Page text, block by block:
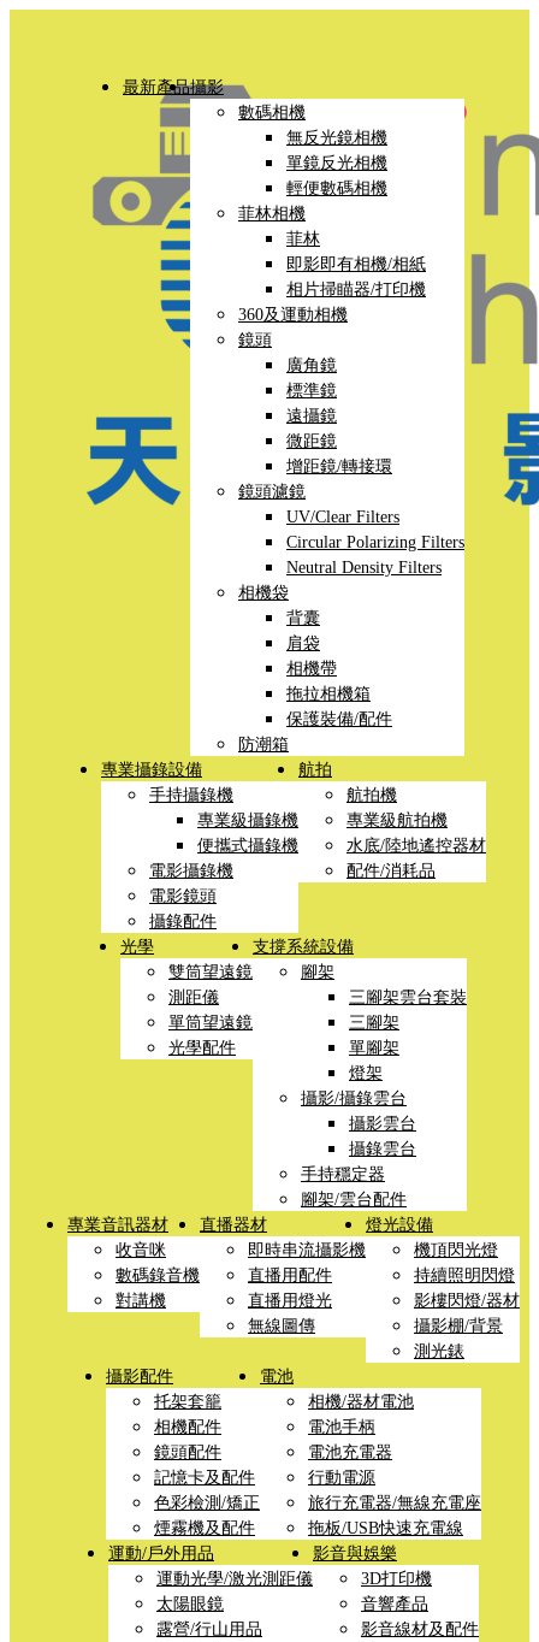
最新產品攝影
數碼相機
無反光鏡相機
單鏡反光相機
輕便數碼相機
菲林相機
菲林
即影即有相機/相紙
相片掃瞄器/打印機
360及運動相機
鏡頭
廣角鏡
標準鏡
遠攝鏡
微距鏡
增距鏡/轉接環
鏡頭濾鏡
UV/Clear Filters
Circular Polarizing Filters
Neutral Density Filters
相機袋
背囊
肩袋
相機帶
拖拉相機箱
保護裝備/配件
防潮箱
專業攝錄設備
手持攝錄機
專業級攝錄機
便攜式攝錄機
電影攝錄機
電影鏡頭
攝錄配件
航拍
航拍機
專業級航拍機
水底/陸地遙控器材
配件/消耗品
光學
雙筒望遠鏡
測距儀
單筒望遠鏡
光學配件
支撐系統設備
腳架
三腳架雲台套裝
三腳架
單腳架
燈架
攝影/攝錄雲台
攝影雲台
攝錄雲台
手持穩定器
腳架/雲台配件
專業音訊器材
收音咪
數碼錄音機
對講機
直播器材
即時串流攝影機
直播用配件
直播用燈光
無線圖傳
燈光設備
機頂閃光燈
持續照明閃燈
影樓閃燈/器材
攝影棚/背景
測光錶
攝影配件
托架套籠
相機配件
鏡頭配件
記憶卡及配件
色彩檢測/矯正
煙霧機及配件
電池
相機/器材電池
電池手柄
電池充電器
行動電源
旅行充電器/無線充電座
拖板/USB快速充電線
運動/戶外用品
運動光學/激光測距儀
太陽眼鏡
露營/行山用品
影音與娛樂
3D打印機
音響產品
影音線材及配件